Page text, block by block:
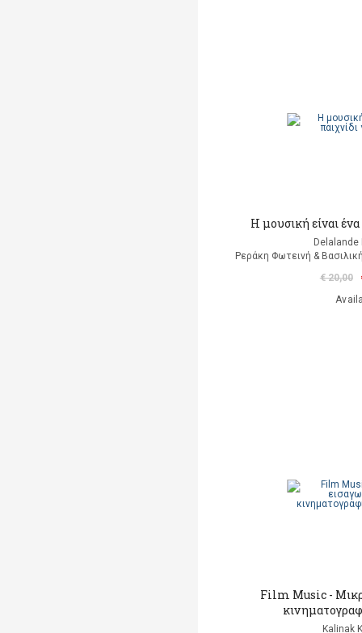
H μουσική είναι ένα
Delalande
Ρεράκη Φωτεινή &
€ 20,00
Film Music -
Kalinak